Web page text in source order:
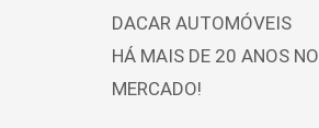
DACAR AUTOMÓVEIS
HÁ MAIS DE 20 ANOS NO
MERCADO!